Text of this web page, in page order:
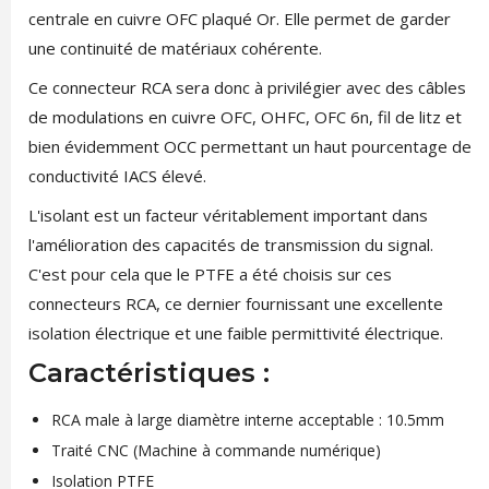
centrale en cuivre OFC plaqué Or. Elle permet de garder
une continuité de matériaux cohérente.
Ce connecteur RCA sera donc à privilégier avec des câbles
de modulations en cuivre OFC, OHFC, OFC 6n, fil de litz et
bien évidemment OCC permettant un haut pourcentage de
conductivité IACS élevé.
L'isolant est un facteur véritablement important dans
l'amélioration des capacités de transmission du signal.
C'est pour cela que le PTFE a été choisis sur ces
connecteurs RCA, ce dernier fournissant une excellente
isolation électrique et une faible permittivité électrique.
Caractéristiques :
RCA male à large diamètre interne acceptable : 10.5mm
Traité CNC (Machine à commande numérique)
Isolation PTFE